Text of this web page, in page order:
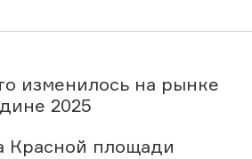
изменилось на рынке
2025
Красной площади